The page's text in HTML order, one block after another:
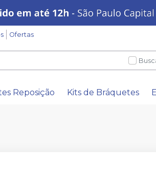
Ofertas
Reposição Kits de Bráquetes